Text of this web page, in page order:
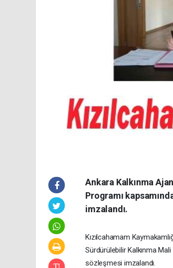
Ankara Kalkınma
Programı
imzalandı.
Kızılcahamam
Sürdürülebilir Kalkınma
sözleşmesi imzalandı.